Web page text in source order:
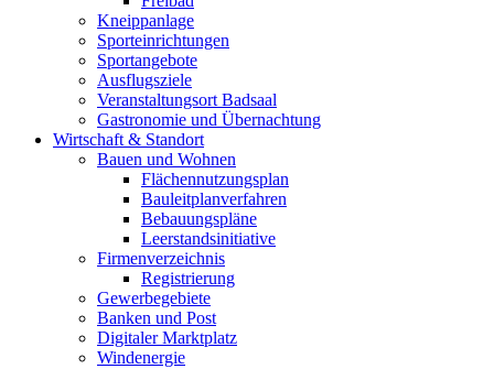
Kneippanlage
Sporteinrichtungen
Sportangebote
Ausflugsziele
Veranstaltungsort Badsaal
Gastronomie und Übernachtung
Wirtschaft & Standort
Bauen und Wohnen
Flächennutzungsplan
Bauleitplanverfahren
Bebauungspläne
Leerstandsinitiative
Firmenverzeichnis
Registrierung
Gewerbegebiete
Banken und Post
Digitaler Marktplatz
Windenergie